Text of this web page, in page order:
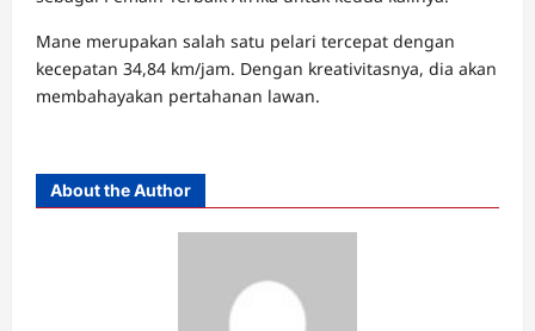
Mane merupakan salah satu pelari tercepat dengan
kecepatan 34,84 km/jam. Dengan kreativitasnya, dia akan
membahayakan pertahanan lawan.
About the Author